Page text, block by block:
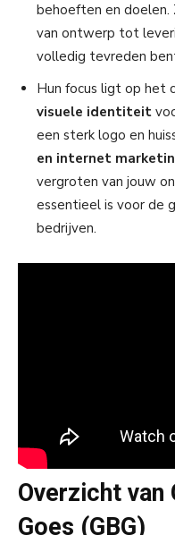
behoeften en doelen.
van ontwerp tot
volledig tevreden
Hun focus ligt op het
visuele identiteit
een sterk logo en
en internet
vergroten van jouw
essentieel is voor de
bedrijven.
Overzicht
Goes (GBG)